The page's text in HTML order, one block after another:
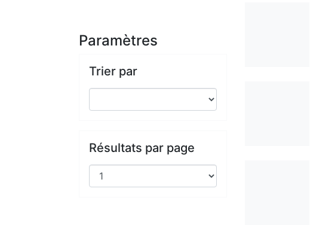
Paramètres
Trier par
Résultats par page